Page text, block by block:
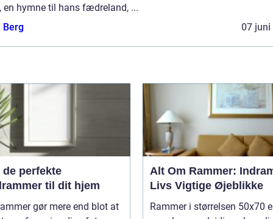
en hymne til hans fædreland, ...
Berg
07 juni
perfekte
til dit hjem
gør mere end blot at
Alt Om Rammer:
Livs Vigtige Øjeblikke
Rammer i størrelsen 50x70